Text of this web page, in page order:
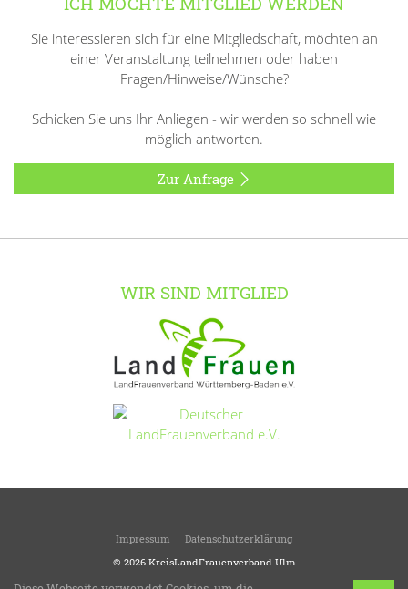
Sie interessieren sich für eine Mitgliedschaft, möchten an
einer Veranstaltung teilnehmen oder haben
Fragen/Hinweise/Wünsche?
Schicken Sie uns Ihr Anliegen - wir werden so schnell wie
möglich antworten.
Zur Anfrage
WIR SIND MITGLIED
Impressum
Datenschutzerklärung
© 2026 KreisLandFrauenverband Ulm